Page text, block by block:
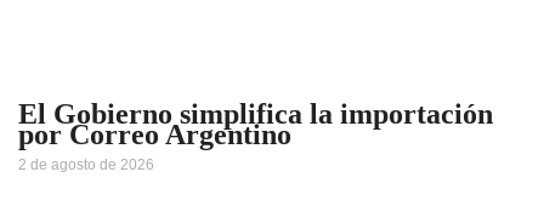
El Gobierno simplifica la importación
por Correo Argentino
2 de agosto de 2026